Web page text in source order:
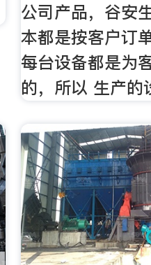
公司产品，谷安
本都是按客户订
每台设备都是为
的，所以 生产的